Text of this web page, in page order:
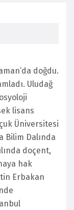
doğdu.
Uludağ
lisans
Üniversitesi
Bilim Dalında
doçent,
hak
Erbakan